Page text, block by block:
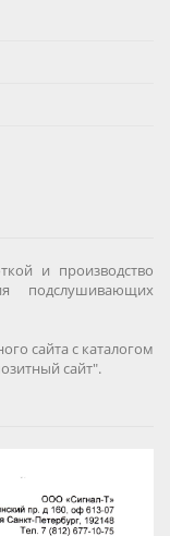
и производство
подслушивающих
сайта с каталогом
сайт".